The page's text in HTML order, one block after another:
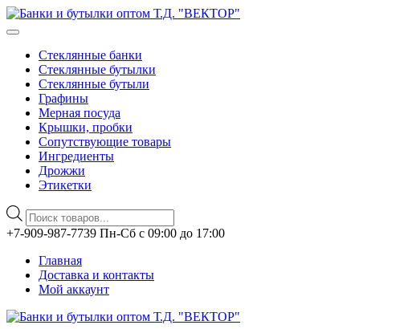
Стеклянные банки
Стеклянные бутылки
Стеклянные бутыли
Графины
Мерная посуда
Крышки, пробки
Сопутствующие товары
Ингредиенты
Дрожжи
Этикетки
Поиск
товаров
Перейти
содержимому
+7-909-987-7739 Пн-Сб с 09:00 до 17:00
Главная
Доставка и контакты
Мой аккаунт